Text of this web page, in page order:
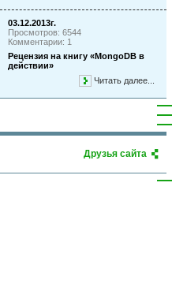
03.12.2013г.
Просмотров: 6544
Комментарии: 1
Рецензия на книгу «MongoDB в
действии»
Читать далее...
Друзья сайта